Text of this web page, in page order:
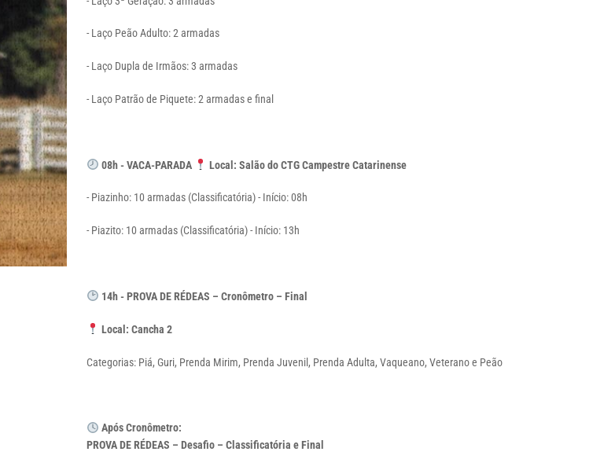
- Laço Peão Adulto:2 armadas
- Laço Dupla de Irmãos: 3 armadas
- Laço Patrão de Piquete: 2 armadas e final
08h - VACA-PARADA Local: Salão do CTG Campestre Catarinense
- Piazinho: 10 armadas (Classificatória) - Início: 08h
- Piazito: 10 armadas (Classificatória) - Início: 13h
14h - PROVA DE RÉDEAS – Cronômetro – Final
Local: Cancha 2
Categorias: Piá, Guri, Prenda Mirim, Prenda Juvenil, Prenda Adulta, Vaqueano, Veterano e Peão
Após Cronômetro:
PROVA DE RÉDEAS – Desafio – Classificatória e Final